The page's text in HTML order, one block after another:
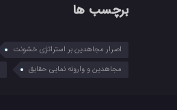
برچسب ها
اصرار مجاهدین بر استراتژی خشونت
مجاهدین و وارونه نمایی حقایق